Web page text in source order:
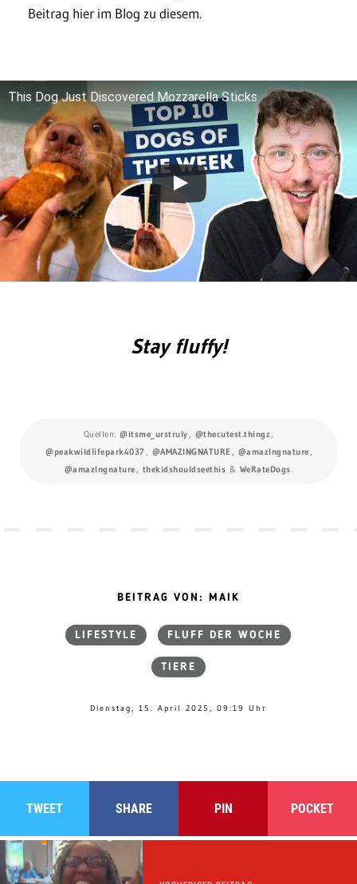
Beitrag hier im Blog zu diesem.
This Dog Just Discovered Mozzarella Sticks
Stay fluffy!
Quellen: @itsme_urstruly @thecutest.thingz
@peakwildlifepark4037
@AMAZlNGNATURE @amazlngnature
@amazlngnature
thekidshouldseethis & WeRateDogs
BEITRAG VON: MAIK
LIFESTYLE FLUFF DER WOCHE
TIERE
Dienstag, 15. April 2025, 09:19 Uhr
TWEET SHARE PIN POCKET